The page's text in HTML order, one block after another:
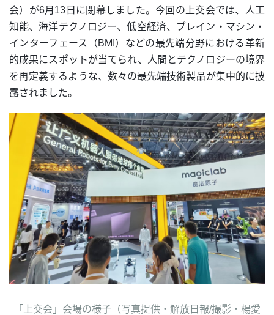
会）が6月13日に閉幕しました。今回の上交会では、人工
知能、海洋テクノロジー、低空経済、ブレイン・マシン・
インターフェース（BMI）などの最先端分野における革新
的成果にスポットが当てられ、人間とテクノロジーの境界
を再定義するような、数々の最先端技術製品が集中的に披
露されました。
「上交会」会場の様子（写真提供・解放日報/撮影・楊愛